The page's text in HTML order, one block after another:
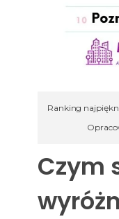
Ranking
Czym